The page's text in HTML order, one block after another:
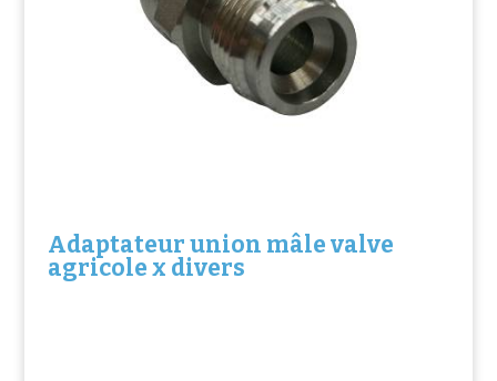
Adaptateur union mâle valve
agricole x divers